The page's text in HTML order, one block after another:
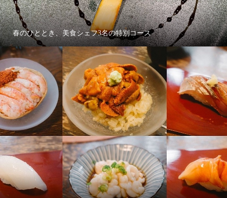
春のひととき、美食シェフ3名の特別コース